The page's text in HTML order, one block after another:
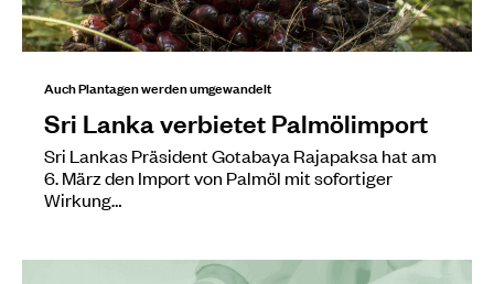
Auch Plantagen werden umgewandelt
Sri Lanka verbietet Palmölimport
Sri Lankas Präsident Gotabaya Rajapaksa hat am
6. März den Import von Palmöl mit sofortiger
Wirkung…